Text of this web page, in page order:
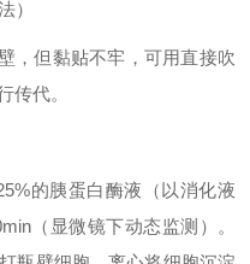
）
，但黏贴不牢，可用直接吹
传代。
的胰蛋白酶液（以消化液
（显微镜下动态监测）。